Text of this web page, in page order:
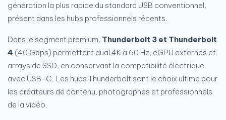
génération la plus rapide du standard USB conventionnel,
présent dans les hubs professionnels récents.
Dans le segment premium, Thunderbolt 3 et Thunderbolt
4 (40 Gbps) permettent dual 4K à 60 Hz, eGPU externes et
arrays de SSD, en conservant la compatibilité électrique
avec USB-C. Les hubs Thunderbolt sont le choix ultime pour
les créateurs de contenu, photographes et professionnels
de la vidéo.